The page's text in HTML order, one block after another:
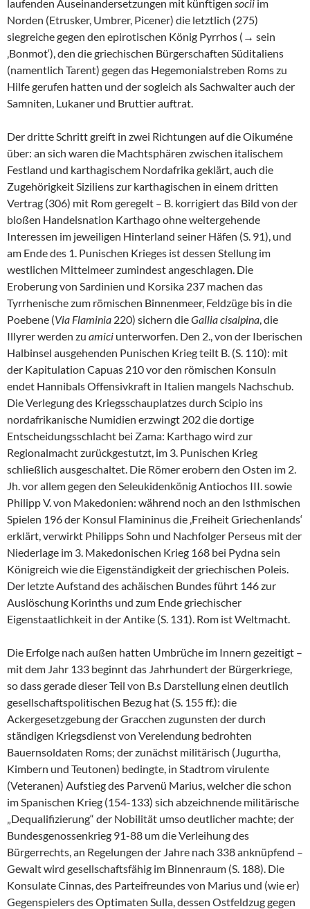
laufenden Auseinandersetzungen mit künftigen socii im
Norden (Etrusker, Umbrer, Picener) die letztlich (275)
siegreiche gegen den epirotischen König Pyrrhos (→ sein
‚Bonmot‘), den die griechischen Bürgerschaften Süditaliens
(namentlich Tarent) gegen das Hegemonialstreben Roms zu
Hilfe gerufen hatten und der sogleich als Sachwalter auch der
Samniten, Lukaner und Bruttier auftrat.
Der dritte Schritt greift in zwei Richtungen auf die Oikuméne
über: an sich waren die Machtsphären zwischen italischem
Festland und karthagischem Nordafrika geklärt, auch die
Zugehörigkeit Siziliens zur karthagischen in einem dritten
Vertrag (306) mit Rom geregelt – B. korrigiert das Bild von der
bloßen Handelsnation Karthago ohne weitergehende
Interessen im jeweiligen Hinterland seiner Häfen (S. 91), und
am Ende des 1. Punischen Krieges ist dessen Stellung im
westlichen Mittelmeer zumindest angeschlagen. Die
Eroberung von Sardinien und Korsika 237 machen das
Tyrrhenische zum römischen Binnenmeer, Feldzüge bis in die
Poebene (Via Flaminia 220) sichern dieGallia cisalpina, die
Illyrer werden zu amici unterworfen. Den 2., von der Iberischen
Halbinsel ausgehenden Punischen Krieg teilt B. (S. 110): mit
der Kapitulation Capuas 210 vor den römischen Konsuln
endet Hannibals Offensivkraft in Italien mangels Nachschub.
Die Verlegung des Kriegsschauplatzes durch Scipio ins
nordafrikanische Numidien erzwingt 202 die dortige
Entscheidungsschlacht bei Zama: Karthago wird zur
Regionalmacht zurückgestutzt, im 3. Punischen Krieg
schließlich ausgeschaltet. Die Römer erobern den Osten im 2.
Jh. vor allem gegen den Seleukidenkönig Antiochos III. sowie
Philipp V. von Makedonien: während noch an den Isthmischen
Spielen 196 der Konsul Flamininus die ‚Freiheit Griechenlands‘
erklärt, verwirkt Philipps Sohn und Nachfolger Perseus mit der
Niederlage im 3. Makedonischen Krieg 168 bei Pydna sein
Königreich wie die Eigenständigkeit der griechischen Poleis.
Der letzte Aufstand des achäischen Bundes führt 146 zur
Auslöschung Korinths und zum Ende griechischer
Eigenstaatlichkeit in der Antike (S. 131). Rom ist Weltmacht.
Die Erfolge nach außen hatten Umbrüche im Innern gezeitigt –
mit dem Jahr 133 beginnt das Jahrhundert der Bürgerkriege,
so dass gerade dieser Teil von B.s Darstellung einen deutlich
gesellschaftspolitischen Bezug hat (S. 155 ff.): die
Ackergesetzgebung der Gracchen zugunsten der durch
ständigen Kriegsdienst von Verelendung bedrohten
Bauernsoldaten Roms; der zunächst militärisch (Jugurtha,
Kimbern und Teutonen) bedingte, in Stadtrom virulente
(Veteranen) Aufstieg des Parvenü Marius, welcher die schon
im Spanischen Krieg (154-133) sich abzeichnende militärische
„Dequalifizierung“ der Nobilität umso deutlicher machte; der
Bundesgenossenkrieg 91-88 um die Verleihung des
Bürgerrechts, an Regelungen der Jahre nach 338 anknüpfend –
Gewalt wird gesellschaftsfähig im Binnenraum (S. 188). Die
Konsulate Cinnas, des Parteifreundes von Marius und (wie er)
Gegenspielers des Optimaten Sulla, dessen Ostfeldzug gegen